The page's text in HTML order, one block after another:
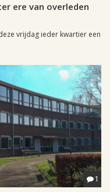
ere van overleden
vrijdag ieder kwartier een
1